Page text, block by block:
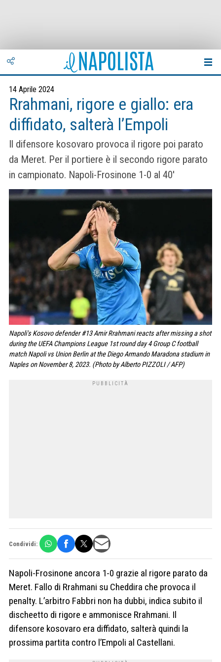
14 Aprile 2024
Rrahmani, rigore e giallo: era
diffidato, salterà l’Empoli
Il difensore kosovaro provoca il rigore poi parato
da Meret. Per il portiere è il secondo rigore parato
in campionato. Napoli-Frosinone 1-0 al 40'
Napoli's Kosovo defender #13 Amir Rrahmani reacts after missing a shot
during the UEFA Champions League 1st round day 4 Group C football
match Napoli vs Union Berlin at the Diego Armando Maradona stadium in
Naples on November 8, 2023. (Photo by Alberto PIZZOLI / AFP)
Condividi:
Napoli-Frosinone ancora 1-0 grazie al rigore parato da
Meret. Fallo di Rrahmani su Cheddira che provoca il
penalty. L’arbitro Fabbri non ha dubbi, indica subito il
discheetto di rigore e ammonisce Rrahmani. Il
difensore kosovaro era diffidato, salterà quindi la
prossima partita contro l’Empoli al Castellani.